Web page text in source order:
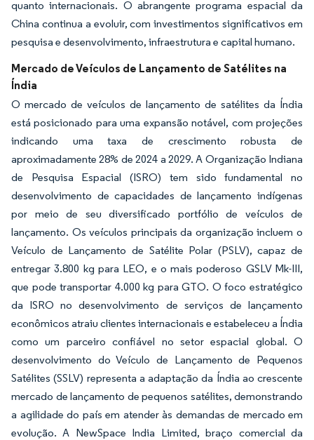
quanto internacionais. O abrangente programa espacial da
China continua a evoluir, com investimentos significativos em
pesquisa e desenvolvimento, infraestrutura e capital humano.
Mercado de Veículos de Lançamento de Satélites na
Índia
O mercado de veículos de lançamento de satélites da Índia
está posicionado para uma expansão notável, com projeções
indicando uma taxa de crescimento robusta de
aproximadamente 28% de 2024 a 2029. A Organização Indiana
de Pesquisa Espacial (ISRO) tem sido fundamental no
desenvolvimento de capacidades de lançamento indígenas
por meio de seu diversificado portfólio de veículos de
lançamento. Os veículos principais da organização incluem o
Veículo de Lançamento de Satélite Polar (PSLV), capaz de
entregar 3.800 kg para LEO, e o mais poderoso GSLV Mk-III,
que pode transportar 4.000 kg para GTO. O foco estratégico
da ISRO no desenvolvimento de serviços de lançamento
econômicos atraiu clientes internacionais e estabeleceu a Índia
como um parceiro confiável no setor espacial global. O
desenvolvimento do Veículo de Lançamento de Pequenos
Satélites (SSLV) representa a adaptação da Índia ao crescente
mercado de lançamento de pequenos satélites, demonstrando
a agilidade do país em atender às demandas de mercado em
evolução. A NewSpace India Limited, braço comercial da